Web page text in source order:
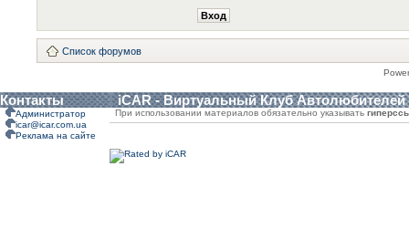
Список форумов
Контакты iCAR - Виртуальный Клуб Автолюбителей
Администратор
icar@icar.com.ua
Реклама на сайте
При использовании материалов обязательно указывать